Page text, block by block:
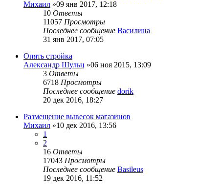
Михаил »09 янв 2017, 12:18
10 Ответы
11057 Просмотры
Последнее сообщение Василина
31 янв 2017, 07:05
Опять стройка
Александр Шульц »06 ноя 2015, 13:09
3 Ответы
6718 Просмотры
Последнее сообщение dorik
20 дек 2016, 18:27
Размещение вывесок магазинов
Михаил »10 дек 2016, 13:56
1
2
16 Ответы
17043 Просмотры
Последнее сообщение Basileus
19 дек 2016, 11:52